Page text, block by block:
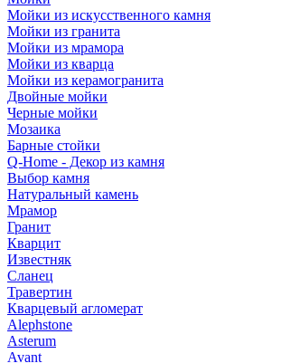
Мойки из искусственного камня
Мойки из гранита
Мойки из мрамора
Мойки из кварца
Мойки из керамогранита
Двойные мойки
Черные мойки
Мозаика
Барные стойки
Q-Home - Декор из камня
Выбор камня
Натуральный камень
Мрамор
Гранит
Кварцит
Известняк
Сланец
Травертин
Кварцевый агломерат
Alephstone
Asterum
Avant